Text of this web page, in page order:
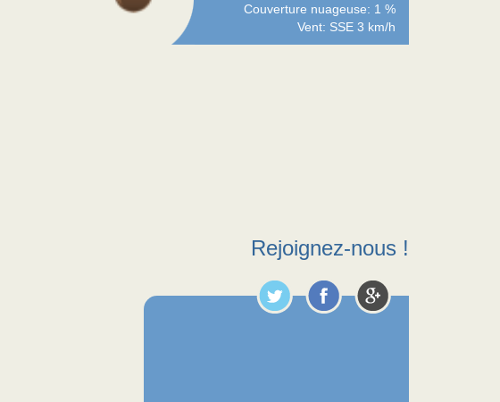
Couverture nuageuse: 1 %
Vent: SSE 3 km/h
Rejoignez-nous !